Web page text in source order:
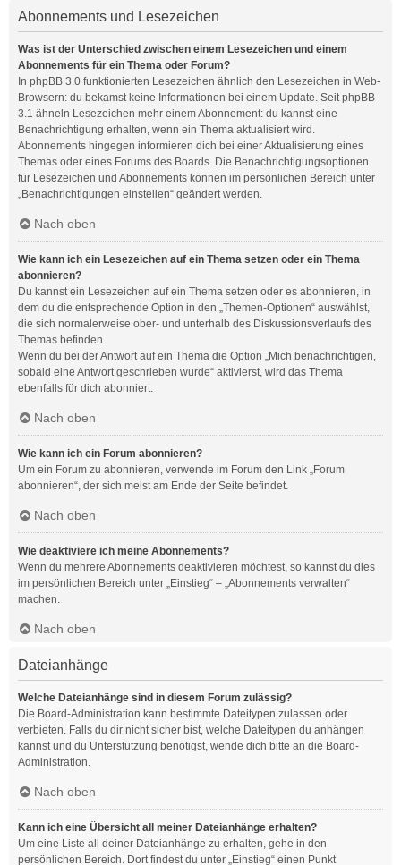
Abonnements und Lesezeichen
Was ist der Unterschied zwischen einem Lesezeichen und einem
Abonnements für ein Thema oder Forum?
In phpBB 3.0 funktionierten Lesezeichen ähnlich den Lesezeichen in Web-
Browsern: du bekamst keine Informationen bei einem Update. Seit phpBB
3.1 ähneln Lesezeichen mehr einem Abonnement: du kannst eine
Benachrichtigung erhalten, wenn ein Thema aktualisiert wird.
Abonnements hingegen informieren dich bei einer Aktualisierung eines
Themas oder eines Forums des Boards. Die Benachrichtigungsoptionen
für Lesezeichen und Abonnements können im persönlichen Bereich unter
„Benachrichtigungen einstellen“ geändert werden.
Nach oben
Wie kann ich ein Lesezeichen auf ein Thema setzen oder ein Thema
abonnieren?
Du kannst ein Lesezeichen auf ein Thema setzen oder es abonnieren, in
dem du die entsprechende Option in den „Themen-Optionen“ auswählst,
die sich normalerweise ober- und unterhalb des Diskussionsverlaufs des
Themas befinden.
Wenn du bei der Antwort auf ein Thema die Option „Mich benachrichtigen,
sobald eine Antwort geschrieben wurde“ aktivierst, wird das Thema
ebenfalls für dich abonniert.
Nach oben
Wie kann ich ein Forum abonnieren?
Um ein Forum zu abonnieren, verwende im Forum den Link „Forum
abonnieren“, der sich meist am Ende der Seite befindet.
Nach oben
Wie deaktiviere ich meine Abonnements?
Wenn du mehrere Abonnements deaktivieren möchtest, so kannst du dies
im persönlichen Bereich unter „Einstieg“ – „Abonnements verwalten“
machen.
Nach oben
Dateianhänge
Welche Dateianhänge sind in diesem Forum zulässig?
Die Board-Administration kann bestimmte Dateitypen zulassen oder
verbieten. Falls du dir nicht sicher bist, welche Dateitypen du anhängen
kannst und du Unterstützung benötigst, wende dich bitte an die Board-
Administration.
Nach oben
Kann ich eine Übersicht all meiner Dateianhänge erhalten?
Um eine Liste all deiner Dateianhänge zu erhalten, gehe in den
persönlichen Bereich. Dort findest du unter „Einstieg“ einen Punkt